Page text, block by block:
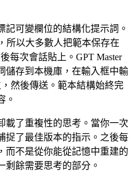
可變欄位的結構化提示詞。
所以大多數人把範本保存在
每次會話貼上。GPT Master
儲存到本機庫，在輸入框中輸
然後傳送。範本結構始終完
。
載了重複性的思考。當你一次
捉了最佳版本的指示。之後每
而不是從你能從記憶中重建的
剩餘需要思考的部分。